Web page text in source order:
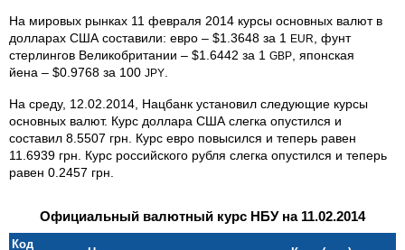
На мировых рынках 11 февраля 2014 курсы основных валют в
долларах США составили: евро – $1.3648 за 1 EUR
, фунт
стерлингов Великобритании – $1.6442 за 1 GBP , японская
йена – $0.9768 за 100 JPY
На среду, 12.02.2014, Нацбанк установил следующие курсы
основных валют. Курс доллара США слегка опустился и
составил 8.5507 грн. Курс евро повысился и теперь равен
11.6939 грн. Курс российского рубля слегка опустился и теперь
равен 0.2457 грн.
Официальный валютный курс НБУ на 11.02.2014
Код